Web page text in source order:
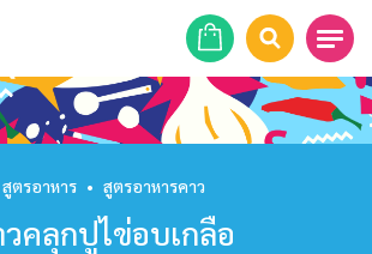
สูตรอาหาร • สูตรอาหารคาว
คลุกปูไข่อบเกลือ